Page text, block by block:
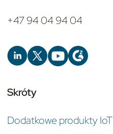
+47 94 04 94 04
Skróty
Dodatkowe produkty IoT